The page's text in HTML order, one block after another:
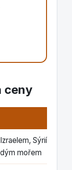
ceny
Sýrií,
mořem